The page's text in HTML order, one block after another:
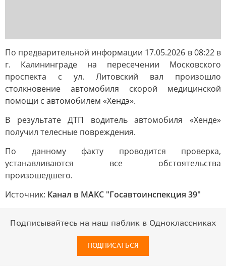
По предварительной информации 17.05.2026 в 08:22 в
г. Калининграде на пересечении Московского
проспекта с ул. Литовский вал произошло
столкновение автомобиля скорой медицинской
помощи с автомобилем «Хендэ».
В результате ДТП водитель автомобиля «Хенде»
получил телесные повреждения.
По данному факту проводится проверка,
устанавливаются все обстоятельства
произошедшего.
Источник: Канал в МАКС "Госавтоинспекция 39"
Подписывайтесь на наш паблик в Одноклассниках
ПОДПИСАТЬСЯ